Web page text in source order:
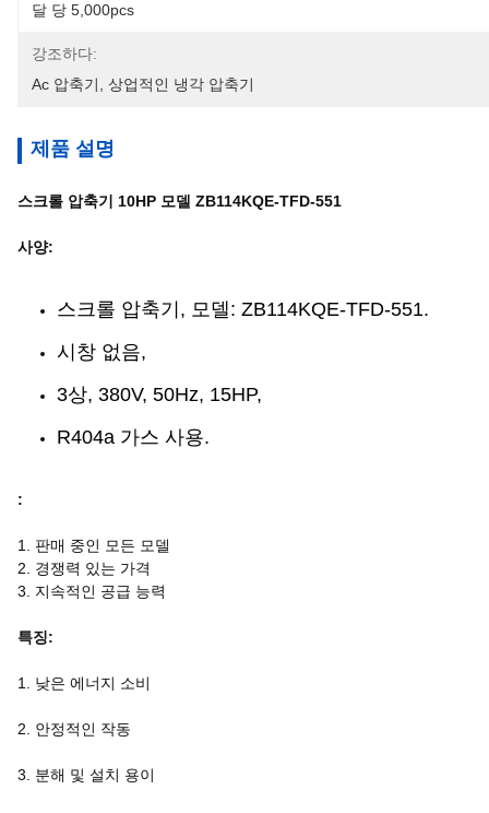
달 당 5,000pcs
강조하다:
Ac 압축기
상업적인 냉각 압축기
제품 설명
스크롤 압축기 10HP 모델 ZB114KQE-TFD-551
사양:
스크롤 압축기, 모델: ZB114KQE-TFD-551.
시창 없음,
3상, 380V, 50Hz, 15HP,
R404a 가스 사용.
:
1. 판매 중인 모든 모델
2. 경쟁력 있는 가격
3. 지속적인 공급 능력
특징:
1. 낮은 에너지 소비
2. 안정적인 작동
3. 분해 및 설치 용이